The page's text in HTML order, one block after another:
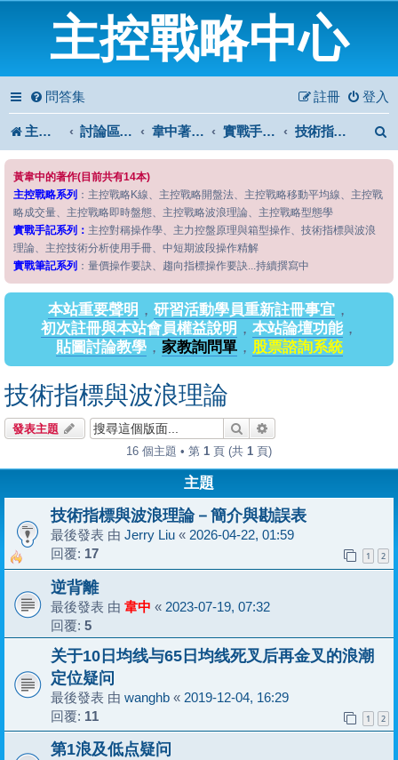
主控戰略中心
問答集 登入
註冊
主控戰略中心 討論區首頁 韋中著作問答區 實戰手記系列 技術指標與波浪理論
黃韋中的著作(目前共有14本)
主控戰略系列 ：主控戰略K線、主控戰略開盤法、主控戰略移動平均線、主控戰
略成交量、主控戰略即時盤態、主控戰略波浪理論、主控戰略型態學
實戰手記系列： 主控對稱操作學、主力控盤原理與箱型操作、技術指標與波浪
理論、主控技術分析使用手冊、中短期波段操作精解
實戰筆記系列 ：量價操作要訣、趨向指標操作要訣...持續撰寫中
本站重要聲明 ， 研習活動學員重新註冊事宜 ，
初次註冊與本站會員權益說明 ， 本站論壇功能，
貼圖討論教學， 家教詢問單， 股票諮詢系統
技術指標與波浪理論
發表主題 搜尋
16 個主題 • 第 1 頁 (共 1 頁)
主題
技術指標與波浪理論－簡介與勘誤表
最後發表 由 Jerry Liu « 2026-04-22, 01:59
回覆: 17 1 2
逆背離
最後發表 由 韋中 « 2023-07-19, 07:32
回覆: 5
关于10日均线与65日均线死叉后再金叉的浪潮
定位疑问
最後發表 由 wanghb « 2019-12-04, 16:29
回覆: 11 1 2
第1浪及低点疑问